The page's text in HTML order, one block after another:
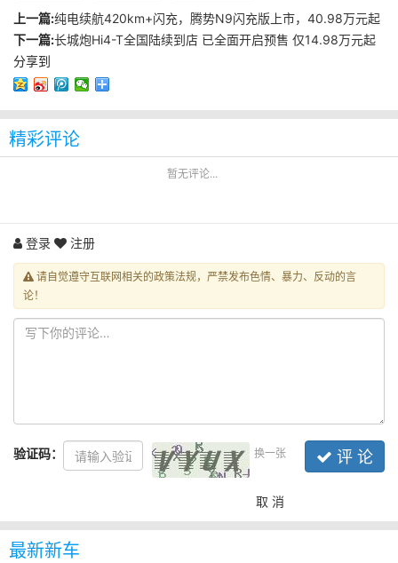
上一篇:纯电续航420km+闪充，腾势N9闪充版上市，40.98万元起
下一篇:长城炮Hi4-T全国陆续到店 已全面开启预售 仅14.98万元起
分享到
精彩评论
暂无评论...
登录 注册
请自觉遵守互联网相关的政策法规，严禁发布色情、暴力、反动的言
论！
验证码： 换一张 评 论
取 消
最新新车